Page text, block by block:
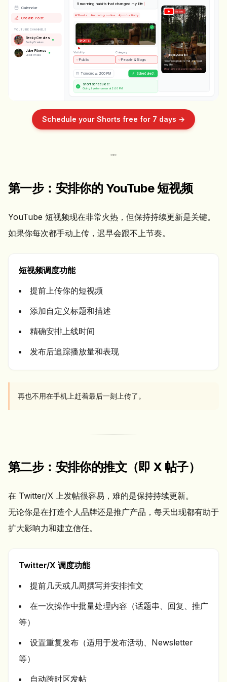
Calendar
Create Post
YOUTUBE CHANNELS
Becky Creates
BeckyCreates
Jake Fitness
JakeFitness
5 morning habits that changed my life
#Shorts #morningroutine #productivity
SHORTS
Visibility
Public
Category
People & Blogs
Tomorrow, 2:00 PM Scheduled!
Short scheduled!
Going live tomorrow at 2:00 PM
Shorts
Becky Creates
5 morning habits that changed
my life
#Shorts #morningroutine #productivity
👍
👎
💬
↗️
Schedule your Shorts free for 7 days →
第一步：安排你的 YouTube 短视频
YouTube 短视频现在非常火热，但保持持续更新是关键。
如果你每次都手动上传，迟早会跟不上节奏。
短视频调度功能
提前上传你的短视频
添加自定义标题和描述
精确安排上线时间
发布后追踪播放量和表现
再也不用在手机上赶着最后一刻上传了。
第二步：安排你的推文（即 X 帖子）
在 Twitter/X 上发帖很容易，难的是保持持续更新。
无论你是在打造个人品牌还是推广产品，每天出现都有助于
扩大影响力和建立信任。
Twitter/X 调度功能
提前几天或几周撰写并安排推文
在一次操作中批量处理内容（话题串、回复、推广
等）
设置重复发布（适用于发布活动、Newsletter
等）
自动跨时区发帖